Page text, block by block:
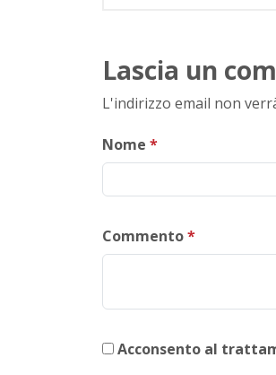
Lascia un
L'indirizzo email non
Nome *
Commento*
Acconsento al